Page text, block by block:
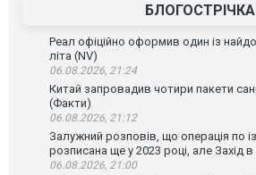
БЛОГОСТРІЧКА
Реал офіційно оформив один із
літа (NV)
06.08.2026, 21:24
Китай запровадив чотири пакети
(Факти)
06.08.2026, 21:12
Залужний розповів, що операція по
розписана ще у 2023 році, але Захід в
06.08.2026, 21:00